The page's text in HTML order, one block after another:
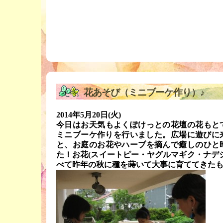
花あそび（ミニブーケ作り）♪
2014年5月20日(火)
今日はお天気もよくぽけっとの花壇の花も
ミニブーケ作りを行いました。広場に遊び
と、お庭のお花やハーブを摘んで癒しのひ
た！お花(スイートピー・ヤグルマギク・ナデ
べて昨年の秋に種を蒔いて大事に育ててきた